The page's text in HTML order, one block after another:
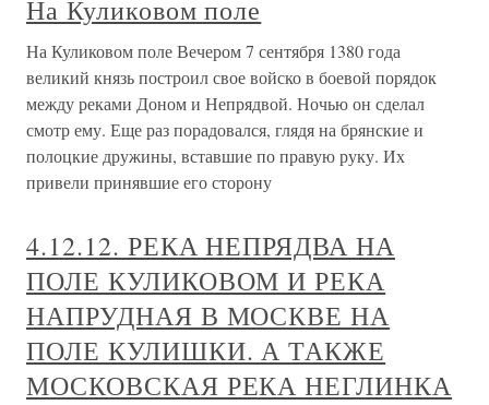
На Куликовом поле
На Куликовом поле Вечером 7 сентября 1380 года
великий князь построил свое войско в боевой порядок
между реками Доном и Непрядвой. Ночью он сделал
смотр ему. Еще раз порадовался, глядя на брянские и
полоцкие дружины, вставшие по правую руку. Их
привели принявшие его сторону
4.12.12. РЕКА НЕПРЯДВА НА
ПОЛЕ КУЛИКОВОМ И РЕКА
НАПРУДНАЯ В МОСКВЕ НА
ПОЛЕ КУЛИШКИ. А ТАКЖЕ
МОСКОВСКАЯ РЕКА НЕГЛИНКА